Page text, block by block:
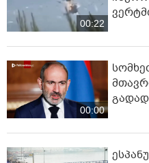
00:22
00:00